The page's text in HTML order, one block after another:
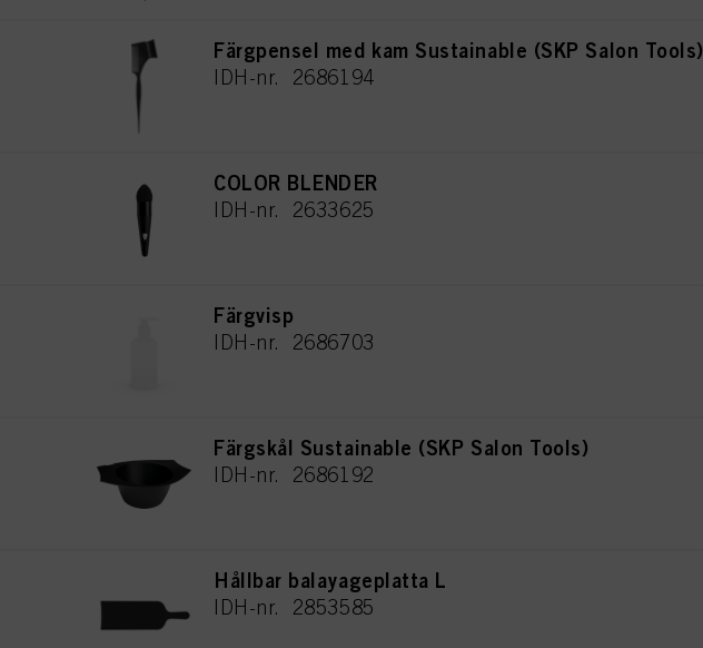
Färgpensel med kam Sustainable (SKP Salon Tools)
IDH-nr. 2686194
COLOR BLENDER
IDH-nr. 2633625
Färgvisp
IDH-nr. 2686703
Färgskål Sustainable (SKP Salon Tools)
IDH-nr. 2686192
Hållbar balayageplatta L
IDH-nr. 2853585